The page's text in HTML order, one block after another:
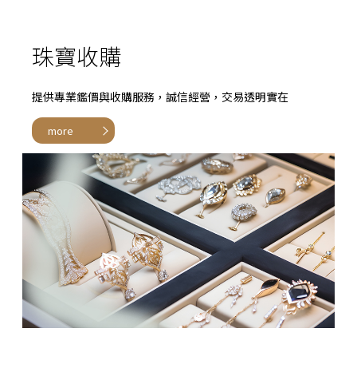
珠寶收購
提供專業鑑價與收購服務，誠信經營，交易透明實在
more